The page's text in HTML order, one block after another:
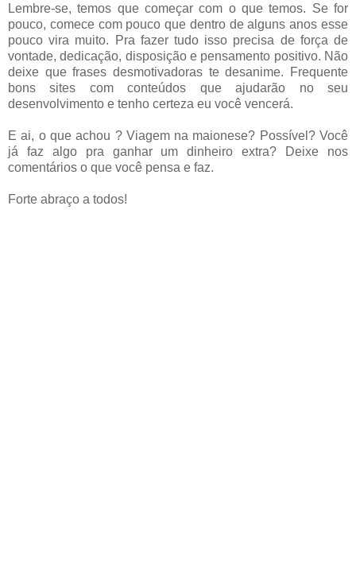
Lembre-se, temos que começar com o que temos. Se for
pouco, comece com pouco que dentro de alguns anos esse
pouco vira muito. Pra fazer tudo isso precisa de força de
vontade, dedicação, disposição e pensamento positivo. Não
deixe que frases desmotivadoras te desanime. Frequente
bons sites com conteúdos que ajudarão no seu
desenvolvimento e tenho certeza eu você vencerá.
E ai, o que achou ? Viagem na maionese? Possível? Você
já faz algo pra ganhar um dinheiro extra? Deixe nos
comentários o que você pensa e faz.
Forte abraço a todos!